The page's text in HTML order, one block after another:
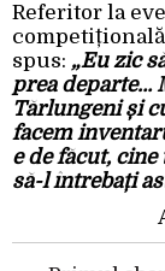
Referitor la
spus: „Eu zic
prea departe…
Tărlungeni și
facem
e de făcut,
să-l întrebați